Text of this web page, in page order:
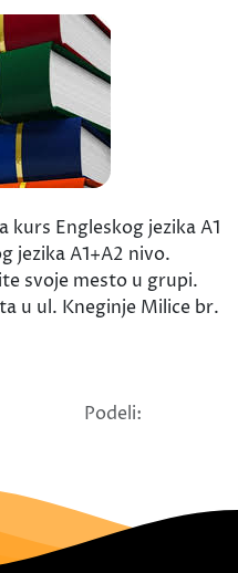
kurs Engleskog jezika A1
jezika A1+A2 nivo.
svoje mesto u grupi.
u ul. Kneginje Milice br.
Podeli: